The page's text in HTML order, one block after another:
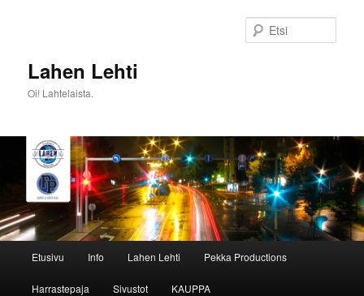
Lahen Lehti
Oi! Lahtelaista.
Etusivu Info Lahen Lehti Pekka Productions
Harrastepaja Sivustot KAUPPA